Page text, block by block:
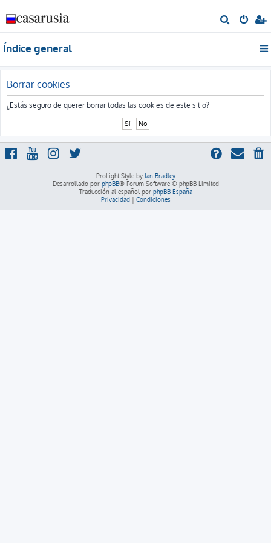
u
Índice general
Borrar cookies
¿Estás seguro de querer borrar todas las cookies de este sitio?
ProLight Style by Ian Bradley
Desarrollado por phpBB® Forum Software © phpBB Limited
Traducción al español por phpBB España
Privacidad| Condiciones